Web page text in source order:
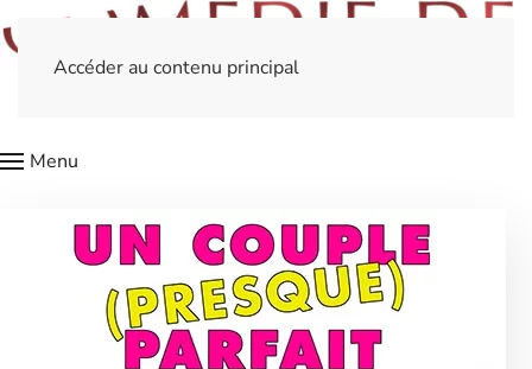
Accéder au contenu principal
Menu